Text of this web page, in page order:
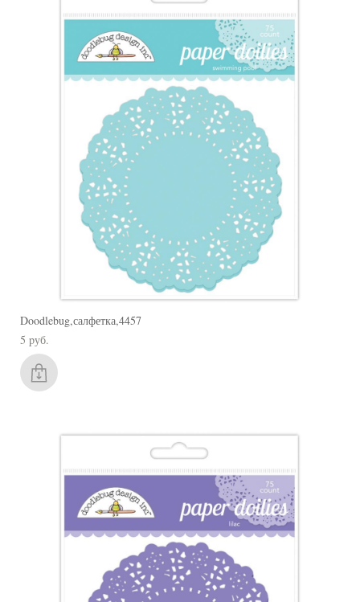
Doodlebug,салфетка,4457
5 pуб.